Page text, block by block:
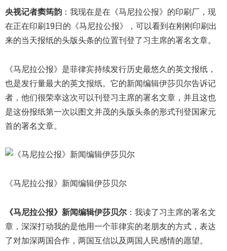
央视记者窦筠韵 ：我现在是在《马尼拉公报》的印刷厂，现
在正在印刷19日的《马尼拉公报》，可以看到在刚刚印刷出
来的当天报纸的头版头条的位置刊登了习主席的署名文章。
《马尼拉公报》是菲律宾持续发行历史最悠久的英文报纸，
也是发行量最大的英文报纸。它的新闻编辑伊莎贝尔告诉记
者，他们很荣幸这次可以刊登习主席的署名文章，并且这也
是这份报纸第一次以图文并茂的头版头条的形式刊登国家元
首的署名文章。
《马尼拉公报》新闻编辑伊莎贝尔
《马尼拉公报》新闻编辑伊莎贝尔 ：我读了习主席的署名文
章，深深打动我的是他用一个菲律宾的老朋友的方式，表达
了对加深两国合作，两国互信以及两国人民感情的愿望。